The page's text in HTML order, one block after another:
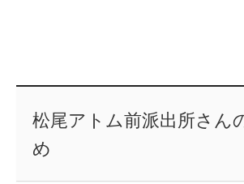
松尾アトム前派出所さん
め